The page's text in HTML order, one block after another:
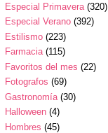
Especial Primavera (320)
Especial Verano (392)
Estilismo (223)
Farmacia (115)
Favoritos del mes (22)
Fotografos (69)
Gastronomía (30)
Halloween (4)
Hombres (45)